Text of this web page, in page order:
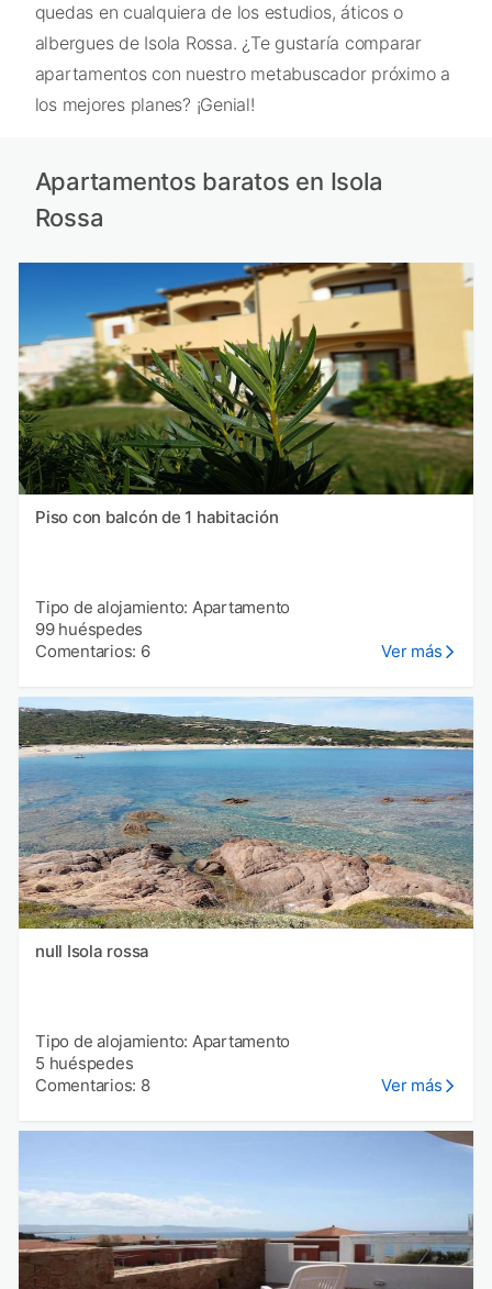
quedas en cualquiera de los estudios, áticos o
albergues de Isola Rossa. ¿Te gustaría comparar
apartamentos con nuestro metabuscador próximo a
los mejores planes? ¡Genial!
Apartamentos baratos en Isola
Rossa
Piso con balcón de 1 habitación
Tipo de alojamiento: Apartamento
99 huéspedes
Comentarios: 6
Ver más
null Isola rossa
Tipo de alojamiento: Apartamento
5 huéspedes
Comentarios: 8
Ver más